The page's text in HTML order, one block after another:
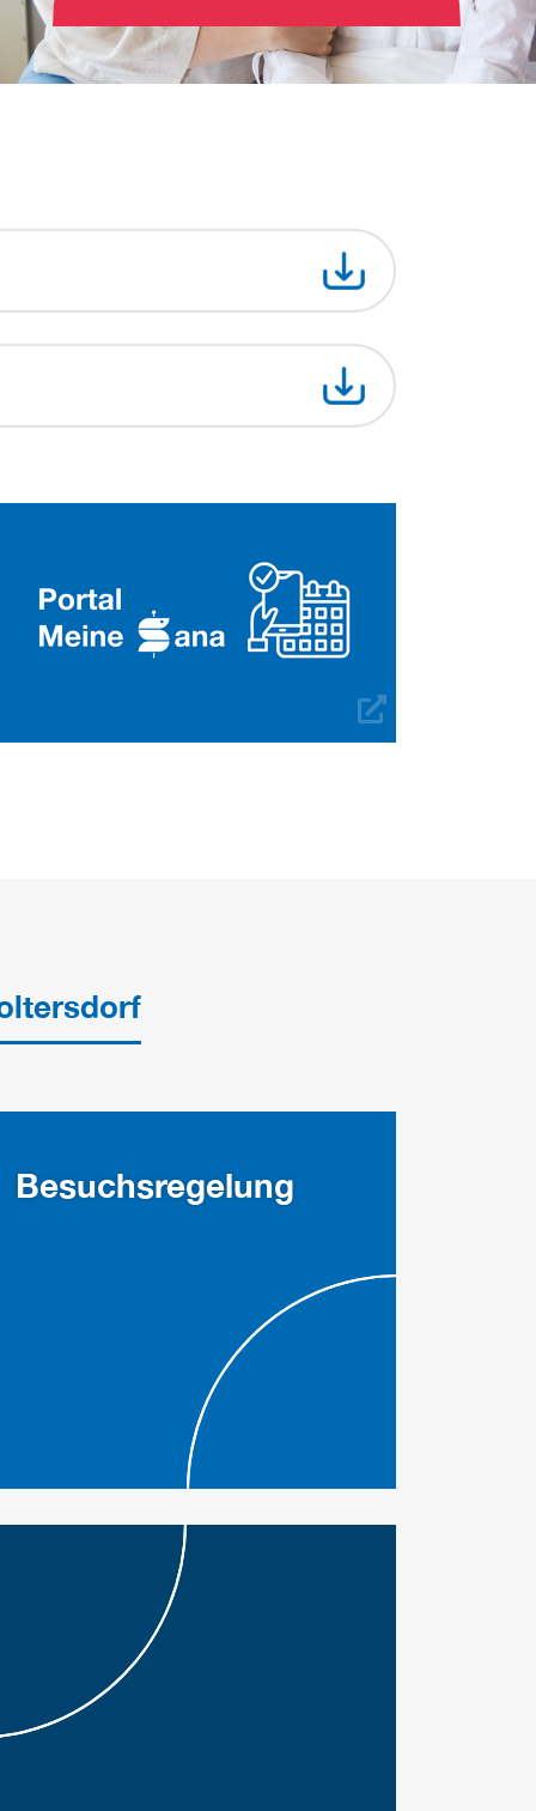
Besuchsregelung